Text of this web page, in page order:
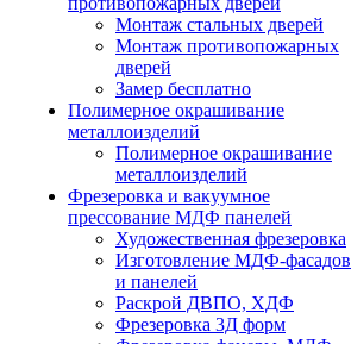
Монтаж стальных дверей
Монтаж противопожарных
дверей
Замер бесплатно
Полимерное окрашивание
металлоизделий
Полимерное окрашивание
металлоизделий
Фрезеровка и вакуумное
прессование МДФ панелей
Художественная фрезеровка
Изготовление МДФ-фасадов
и панелей
Раскрой ДВПО, ХДФ
Фрезеровка 3Д форм